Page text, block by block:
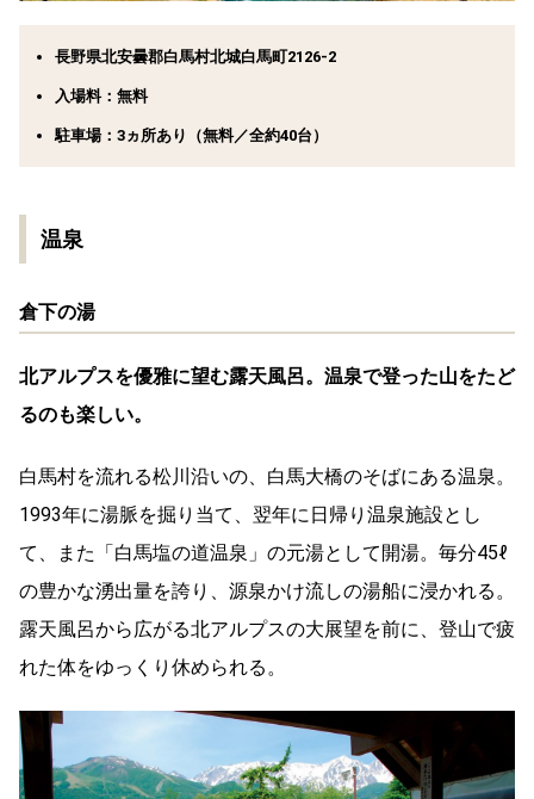
長野県北安曇郡白馬村北城白馬町2126-2
入場料：無料
駐車場：3ヵ所あり（無料／全約40台）
温泉
倉下の湯
北アルプスを優雅に望む露天風呂。温泉で登った山をたど
るのも楽しい。
白馬村を流れる松川沿いの、白馬大橋のそばにある温泉。
1993年に湯脈を掘り当て、翌年に日帰り温泉施設とし
て、また「白馬塩の道温泉」の元湯として開湯。毎分45ℓ
の豊かな湧出量を誇り、源泉かけ流しの湯船に浸かれる。
露天風呂から広がる北アルプスの大展望を前に、登山で疲
れた体をゆっくり休められる。